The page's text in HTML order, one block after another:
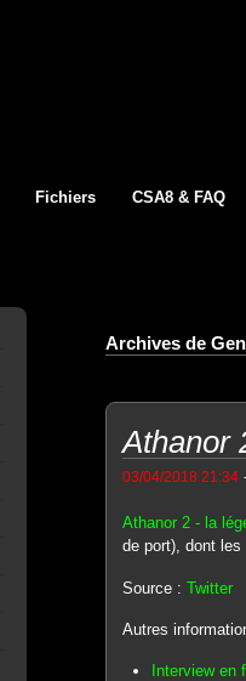
Fichiers CSA8 & FAQ
Archives de
Athanor
03/04/2018 21:34
Athanor 2 - la
de port), dont
Source : Twitter
Autres
Interview en